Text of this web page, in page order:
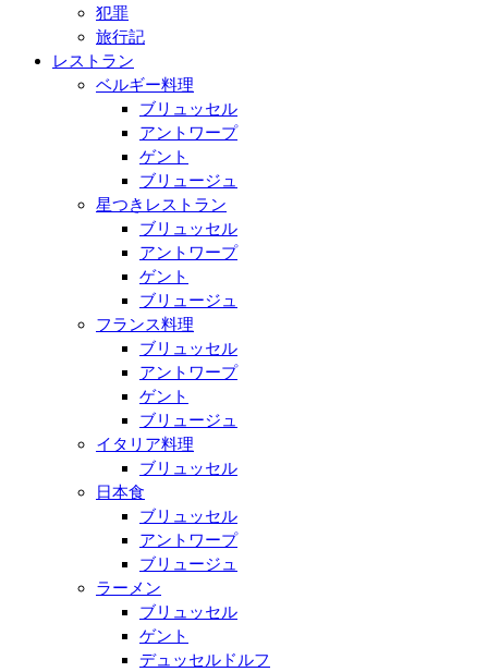
犯罪
旅行記
レストラン
ベルギー料理
ブリュッセル
アントワープ
ゲント
ブリュージュ
星つきレストラン
ブリュッセル
アントワープ
ゲント
ブリュージュ
フランス料理
ブリュッセル
アントワープ
ゲント
ブリュージュ
イタリア料理
ブリュッセル
日本食
ブリュッセル
アントワープ
ブリュージュ
ラーメン
ブリュッセル
ゲント
デュッセルドルフ